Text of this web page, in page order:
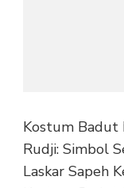
Kostum Badut
Rudji: Simbol
Laskar Sapeh